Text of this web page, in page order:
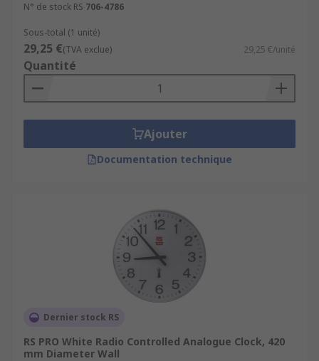
from a radio transmitter that is tuned to an
margin of error of just one second in 100,000
years. The transmitter signal is picked up by the
watch or clock and sets the time and date
automatically.
N° de stock RS 706-4786
Sous-total (1 unité)
29,25 €(TVA exclue) 29,25 €/unité
Quantité
Ajouter
Documentation technique
Dernier stock RS
RS PRO White Radio Controlled Analogue Clock, 420
mm Diameter Wall